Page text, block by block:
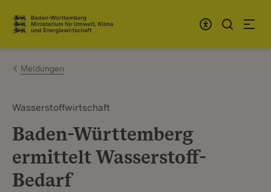
Zum Inhalt springen
Link zur Startseite
Meldungen
Wasserstoffwirtschaft
Baden-Württemberg
ermittelt Wasserstoff-
Bedarf